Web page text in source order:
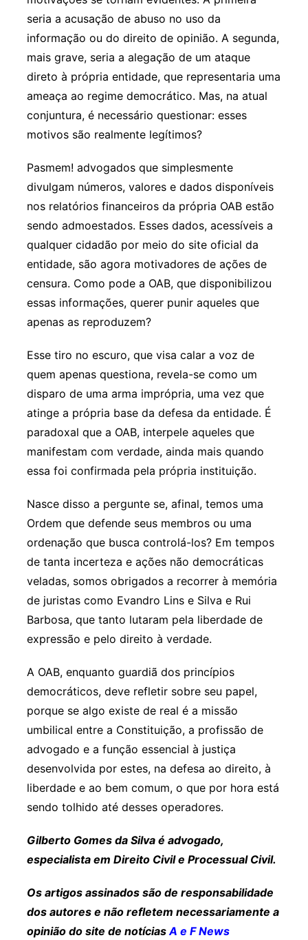
seria a acusação de abuso no uso da
informação ou do direito de opinião. A segunda,
mais grave, seria a alegação de um ataque
direto à própria entidade, que representaria uma
ameaça ao regime democrático. Mas, na atual
conjuntura, é necessário questionar: esses
motivos são realmente legítimos?
Pasmem! advogados que simplesmente
divulgam números, valores e dados disponíveis
nos relatórios financeiros da própria OAB estão
sendo admoestados. Esses dados, acessíveis a
qualquer cidadão por meio do site oficial da
entidade, são agora motivadores de ações de
censura. Como pode a OAB, que disponibilizou
essas informações, querer punir aqueles que
apenas as reproduzem?
Esse tiro no escuro, que visa calar a voz de
quem apenas questiona, revela-se como um
disparo de uma arma imprópria, uma vez que
atinge a própria base da defesa da entidade. É
paradoxal que a OAB, interpele aqueles que
manifestam com verdade, ainda mais quando
essa foi confirmada pela própria instituição.
Nasce disso a pergunte se, afinal, temos uma
Ordem que defende seus membros ou uma
ordenação que busca controlá-los? Em tempos
de tanta incerteza e ações não democráticas
veladas, somos obrigados a recorrer à memória
de juristas como Evandro Lins e Silva e Rui
Barbosa, que tanto lutaram pela liberdade de
expressão e pelo direito à verdade.
A OAB, enquanto guardiã dos princípios
democráticos, deve refletir sobre seu papel,
porque se algo existe de real é a missão
umbilical entre a Constituição, a profissão de
advogado e a função essencial à justiça
desenvolvida por estes, na defesa ao direito, à
liberdade e ao bem comum, o que por hora está
sendo tolhido até desses operadores.
Gilberto Gomes da Silva é advogado,
especialista em Direito Civil e Processual Civil.
Os artigos assinados são de responsabilidade
dos autores e não refletem necessariamente a
opinião do site de notíciasA e F News